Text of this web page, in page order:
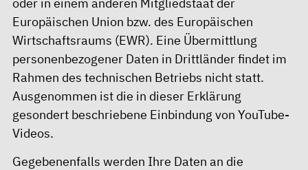
oder in einem anderen Mitgliedstaat der
Europäischen Union bzw. des Europäischen
Wirtschaftsraums (EWR). Eine Übermittlung
personenbezogener Daten in Drittländer findet im
Rahmen des technischen Betriebs nicht statt.
Ausgenommen ist die in dieser Erklärung
gesondert beschriebene Einbindung von YouTube-
Videos.
Gegebenenfalls werden Ihre Daten an die